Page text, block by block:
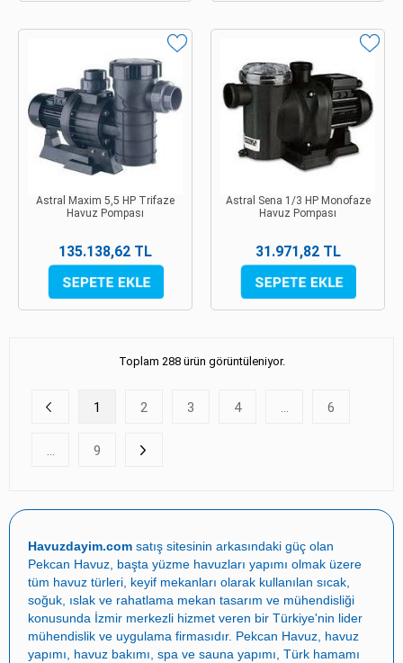
Astral Maxim 5,5 HP Trifaze
Havuz Pompası
135.138,62 TL
Astral Sena 1/3 HP Monofaze
Havuz Pompası
31.971,82 TL
Toplam 288 ürün görüntüleniyor.
1 2 3 4 ... 6
... 9
Havuzdayim.com satış sitesinin arkasındaki güç olan
Pekcan Havuz , başta yüzme havuzları yapımı olmak üzere
tüm havuz türleri, keyif mekanları olarak kullanılan sıcak,
soğuk, ıslak ve rahatlama mekan tasarım ve mühendisliği
konusunda İzmir merkezli hizmet veren bir Türkiye'nin lider
mühendislik ve uygulama firmasıdır. Pekcan Havuz havuz
yapımı
havuz bakımı spa ve sauna yapımı Türk hamamı